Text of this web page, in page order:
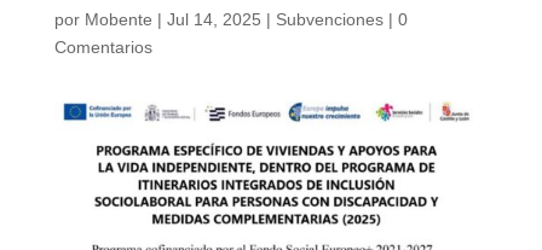
por Mobente | Jul 14, 2025 | Subvenciones| 0
Comentarios